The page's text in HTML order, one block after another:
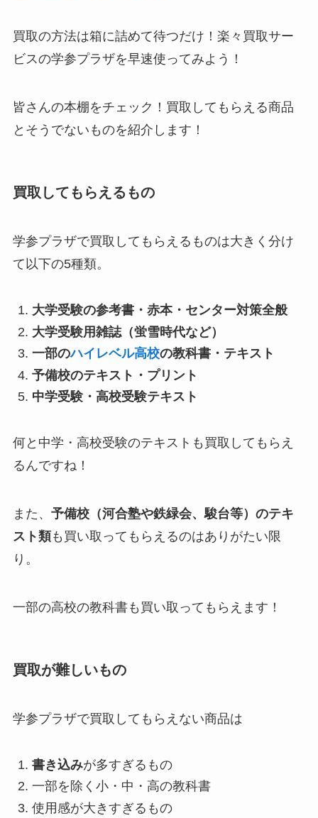
買取の方法は箱に詰めて待つだけ！楽々買取サー
ビスの学参プラザを早速使ってみよう！
皆さんの本棚をチェック！買取してもらえる商品
とそうでないものを紹介します！
買取してもらえるもの
学参プラザで買取してもらえるものは大きく分け
て以下の5種類。
大学受験の参考書・赤本・センター対策全般
大学受験用雑誌（蛍雪時代など）
一部のハイレベル高校の教科書・テキスト
予備校のテキスト・プリント
中学受験・高校受験テキスト
何と中学・高校受験のテキストも買取してもらえ
るんですね！
また、 予備校（河合塾や鉄緑会、駿台等）のテキ
スト類も買い取ってもらえるのはありがたい限
り。
一部の高校の教科書も買い取ってもらえます！
買取が難しいもの
学参プラザで買取してもらえない商品は
書き込みが多すぎるもの
一部を除く小・中・高の教科書
使用感が大きすぎるもの